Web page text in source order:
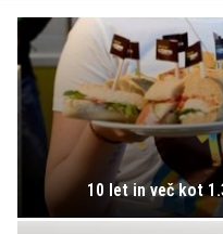
10 let in več kot